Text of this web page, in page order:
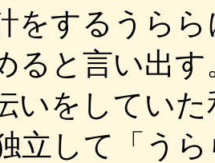
をするうら
ると言い出
いをしてい
立して「う